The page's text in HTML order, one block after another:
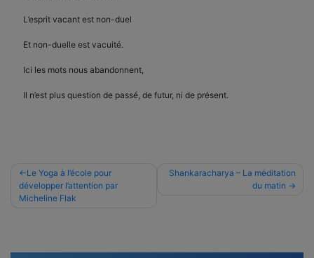
L’esprit vacant est non-duel
Et non-duelle est vacuité.
Ici les mots nous abandonnent,
Il n’est plus question de passé, de futur, ni de présent.
Navigation
de
Le Yoga à l’école pour
développer l’attention par
Micheline Flak
Shankaracharya – La méditation
du matin